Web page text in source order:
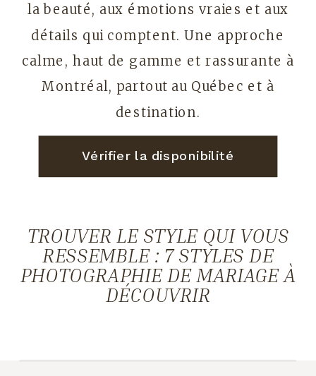
la beauté, aux émotions vraies et aux
détails qui comptent. Une approche
calme, haut de gamme et rassurante à
Montréal, partout au Québec et à
destination.
Vérifier la disponibilité
TROUVER LE STYLE QUI VOUS
RESSEMBLE : 7 STYLES DE
PHOTOGRAPHIE DE MARIAGE À
DÉCOUVRIR